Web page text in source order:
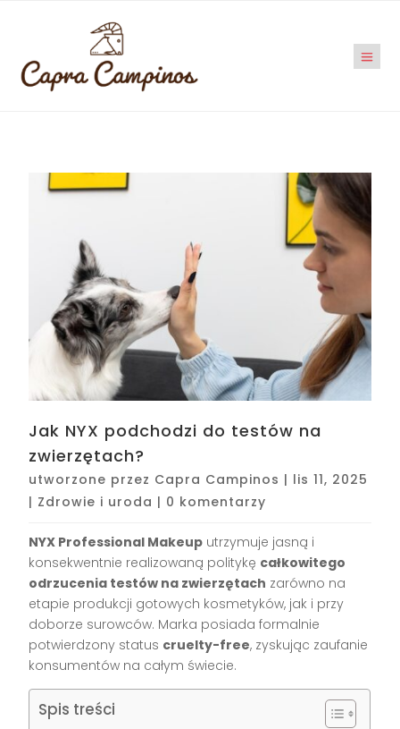
Jak NYX podchodzi do testów na
zwierzętach?
utworzone przez Capra Campinos | lis 11, 2025
| Zdrowie i uroda | 0 komentarzy
NYX Professional Makeup utrzymuje jasną i
konsekwentnie realizowaną politykę całkowitego
odrzucenia testów na zwierzętach zarówno na
etapie produkcji gotowych kosmetyków, jak i przy
doborze surowców. Marka posiada formalnie
potwierdzony status cruelty-free, zyskując zaufanie
konsumentów na całym świecie.
Spis treści